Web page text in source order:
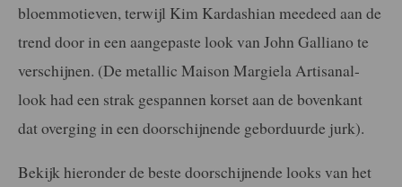
bloemmotieven, terwijl Kim Kardashian meedeed aan de
trend door in een aangepaste look van John Galliano te
verschijnen. (De metallic Maison Margiela Artisanal-
look had een strak gespannen korset aan de bovenkant
dat overging in een doorschijnende geborduurde jurk).
Bekijk hieronder de beste doorschijnende looks van het